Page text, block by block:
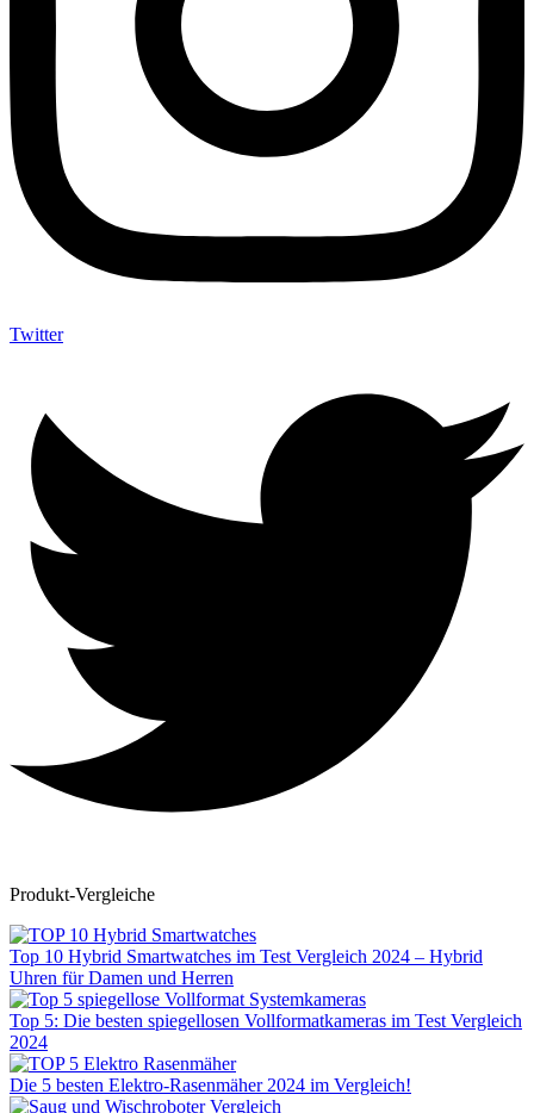
Twitter
Produkt-Vergleiche
Top 10 Hybrid Smartwatches im Test Vergleich 2024 – Hybrid
Uhren für Damen und Herren
Top 5: Die besten spiegellosen Vollformatkameras im Test Vergleich
2024
Die 5 besten Elektro-Rasenmäher 2024 im Vergleich!